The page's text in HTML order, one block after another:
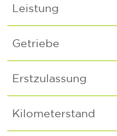
Leistung
Getriebe
Erstzulassung
Kilometerstand